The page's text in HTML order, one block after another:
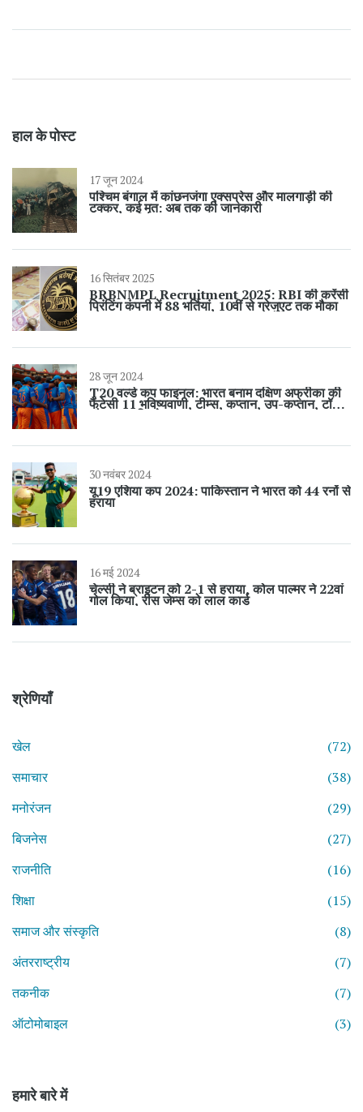
हाल के पोस्ट
17 जून 2024
पश्चिम बंगाल में कांछनजंगा एक्सप्रेस और मालगाड़ी की
टक्कर, कई मृत: अब तक की जानकारी
16 सितंबर 2025
BRBNMPL Recruitment 2025: RBI की करेंसी
प्रिंटिंग कंपनी में 88 भर्तियां, 10वीं से ग्रेजुएट तक मौका
28 जून 2024
T20 वर्ल्ड कप फाइनल: भारत बनाम दक्षिण अफ्रीका की
फैंटेसी 11 भविष्यवाणी, टीम्स, कप्तान, उप-कप्तान, टॉस
और स्थल विश्लेषण
30 नवंबर 2024
यू19 एशिया कप 2024: पाकिस्तान ने भारत को 44 रनों से
हराया
16 मई 2024
चेल्सी ने ब्राइटन को 2-1 से हराया, कोल पाल्मर ने 22वां
गोल किया, रीस जेम्स को लाल कार्ड
श्रेणियाँ
खेल
(72)
समाचार
(38)
मनोरंजन
(29)
बिजनेस
(27)
राजनीति
(16)
शिक्षा
(15)
समाज और संस्कृति
(8)
अंतरराष्ट्रीय
(7)
तकनीक
(7)
ऑटोमोबाइल
(3)
हमारे बारे में